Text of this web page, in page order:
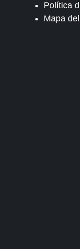
Política
Mapa